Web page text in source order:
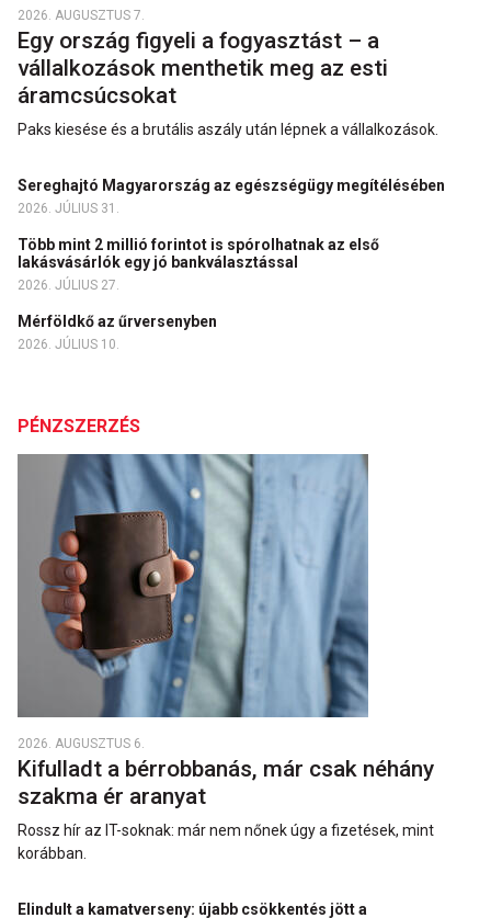
2026. AUGUSZTUS 7.
Egy ország figyeli a fogyasztást – a
vállalkozások menthetik meg az esti
áramcsúcsokat
Paks kiesése és a brutális aszály után lépnek a vállalkozások.
Sereghajtó Magyarország az egészségügy megítélésében
2026. JÚLIUS 31.
Több mint 2 millió forintot is spórolhatnak az első
lakásvásárlók egy jó bankválasztással
2026. JÚLIUS 27.
Mérföldkő az űrversenyben
2026. JÚLIUS 10.
PÉNZSZERZÉS
2026. AUGUSZTUS 6.
Kifulladt a bérrobbanás, már csak néhány
szakma ér aranyat
Rossz hír az IT-soknak: már nem nőnek úgy a fizetések, mint
korábban.
Elindult a kamatverseny: újabb csökkentés jött a